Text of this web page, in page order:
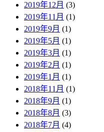
2019年12月 (3)
2019年11月 (1)
2019年9月 (1)
2019年5月 (1)
2019年3月 (1)
2019年2月 (1)
2019年1月 (1)
2018年11月 (1)
2018年9月 (1)
2018年8月 (3)
2018年7月 (4)